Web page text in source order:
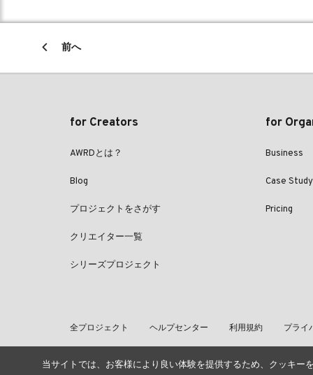
前へ
for Creators
AWRDとは？
Blog
プロジェクトをさがす
クリエイター一覧
シリーズプロジェクト
for
Business
Case Study
Pricing
全プロジェクト ヘルプセンター 利用規約 プライ
当サイトでは、お客様により良い体験を提供するため、クッキ